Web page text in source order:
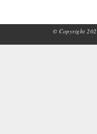
© Copyright